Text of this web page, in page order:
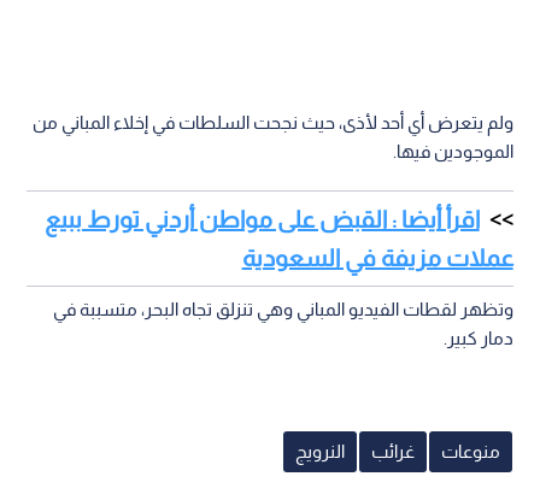
ولم يتعرض أي أحد لأذى، حيث نجحت السلطات في إخلاء المباني من
الموجودين فيها.
اقرأ أيضا : القبض على مواطن أردني تورط ببيع
عملات مزيفة في السعودية
وتظهر لقطات الفيديو المباني وهي تنزلق تجاه البحر، متسببة في
دمار كبير.
منوعات غرائب النرويج